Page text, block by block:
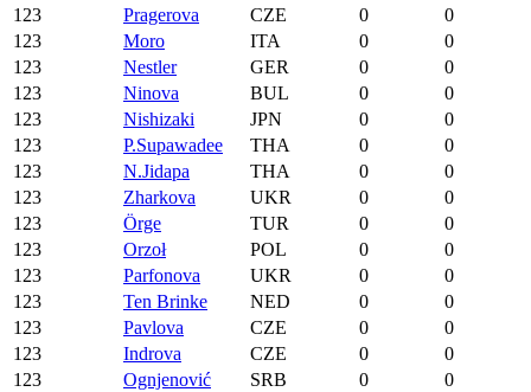
123
Pragerova CZE 0
0
123
Moro ITA 0
0
123
Nestler GER 0
0
123
Ninova BUL 0
0
123
Nishizaki JPN 0
0
123
P.Supawadee THA 0
0
123
N.Jidapa THA 0
0
123
Zharkova UKR 0
0
123
Örge TUR 0
0
123
Orzoł POL 0
0
123
Parfonova UKR 0
0
123
Ten Brinke NED 0
0
123
Pavlova CZE 0
0
123
Indrova CZE 0
0
123
Ognjenović SRB 0 0